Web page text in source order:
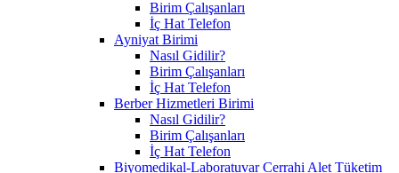
Birim Çalışanları
İç Hat Telefon
Ayniyat Birimi
Nasıl Gidilir?
Birim Çalışanları
İç Hat Telefon
Berber Hizmetleri Birimi
Nasıl Gidilir?
Birim Çalışanları
İç Hat Telefon
Biyomedikal-Laboratuvar Cerrahi Alet Tüketim